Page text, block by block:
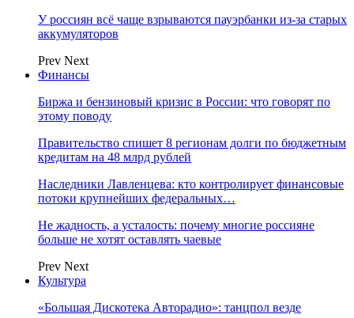
У россиян всё чаще взрываются пауэрбанки из-за старых
аккумуляторов
Prev Next
Финансы
Биржа и бензиновый кризис в России: что говорят по
этому поводу
Правительство спишет 8 регионам долги по бюджетным
кредитам на 48 млрд рублей
Наследники Лавленцева: кто контролирует финансовые
потоки крупнейших федеральных…
Не жадность, а усталость: почему многие россияне
больше не хотят оставлять чаевые
Prev Next
Культура
«Большая Дискотека Авторадио»: танцпол везде